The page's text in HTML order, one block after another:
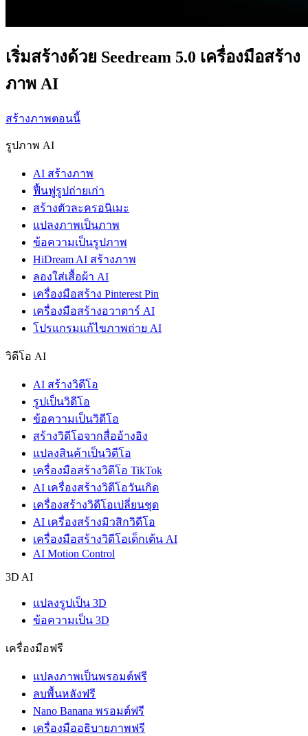
เริ่มสร้างด้วย Seedream 5.0 เครื่องมือสร้าง
ภาพ AI
สร้างภาพตอนนี้
รูปภาพ AI
AI สร้างภาพ
ฟื้นฟูรูปถ่ายเก่า
สร้างตัวละครอนิเมะ
แปลงภาพเป็นภาพ
ข้อความเป็นรูปภาพ
HiDream AI สร้างภาพ
ลองใส่เสื้อผ้า AI
เครื่องมือสร้าง Pinterest Pin
เครื่องมือสร้างอวาตาร์ AI
โปรแกรมแก้ไขภาพถ่าย AI
วิดีโอ AI
AI สร้างวิดีโอ
รูปเป็นวิดีโอ
ข้อความเป็นวิดีโอ
สร้างวิดีโอจากสื่ออ้างอิง
แปลงสินค้าเป็นวิดีโอ
เครื่องมือสร้างวิดีโอ TikTok
AI เครื่องสร้างวิดีโอวันเกิด
เครื่องสร้างวิดีโอเปลี่ยนชุด
AI เครื่องสร้างมิวสิกวิดีโอ
เครื่องมือสร้างวิดีโอเด็กเต้น AI
AI Motion Control
3D AI
แปลงรูปเป็น 3D
ข้อความเป็น 3D
เครื่องมือฟรี
แปลงภาพเป็นพรอมต์ฟรี
ลบพื้นหลังฟรี
Nano Banana พรอมต์ฟรี
เครื่องมืออธิบายภาพฟรี